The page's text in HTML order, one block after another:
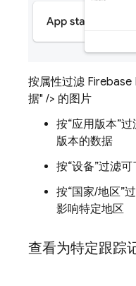
按属性过滤
据" /> 的图片
按“应用版本”过
版本的数据
按“设备”过滤可
按“国家/地区”
影响特定地区
查看为特定跟踪